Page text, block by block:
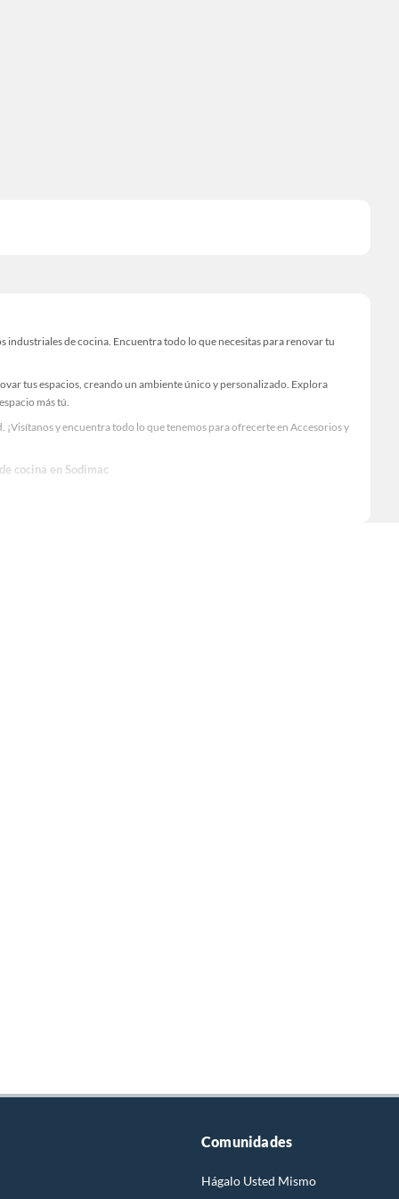
de cocina. Encuentra todo lo que necesitas para renovar tu
tus espacios, creando un ambiente único y personalizado. Explora
más tú.
y encuentra todo lo que tenemos para ofrecerte en Accesorios y
cocina en Sodimac
y descubre todo lo que tenemos para ofrecerte!
Comunidades
Hágalo Usted Mismo